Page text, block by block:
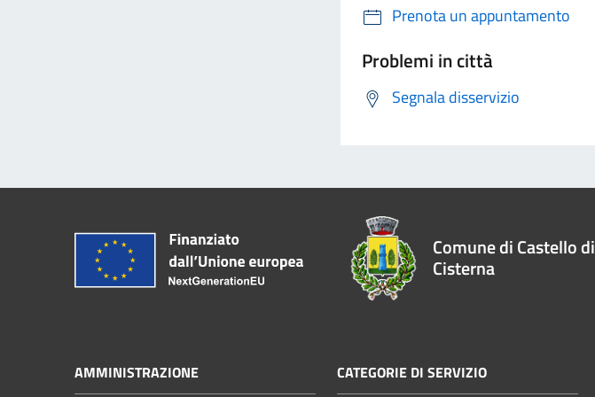
Prenota un appuntamento
Problemi in città
Segnala disservizio
Comune di Castello di
Cisterna
AMMINISTRAZIONE CATEGORIE DI SERVIZIO